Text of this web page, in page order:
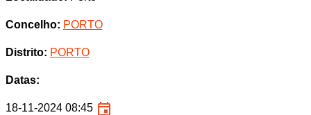
Concelho: PORTO
Distrito: PORTO
Datas:
18-11-2024 08:45